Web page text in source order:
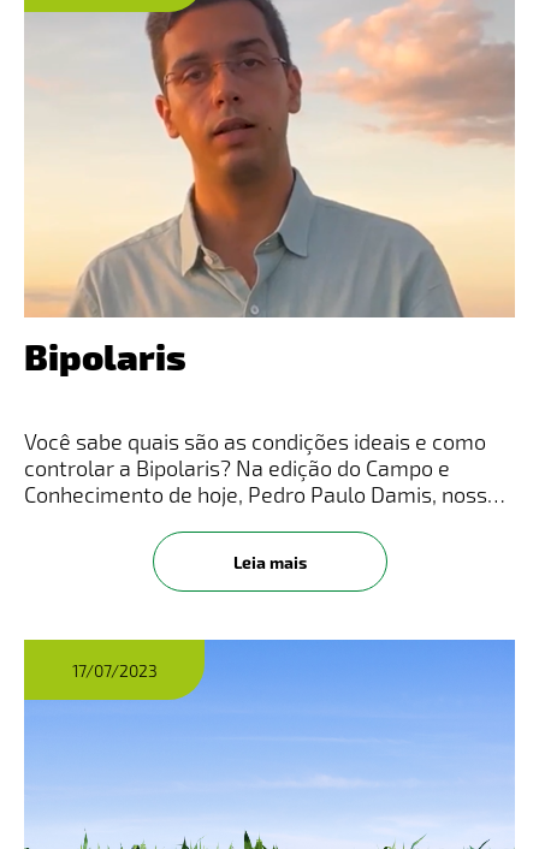
Bipolaris
Você sabe quais são as condições ideais e como
controlar a Bipolaris?​ Na edição do Campo e
Conhecimento de hoje, Pedro Paulo Damis, nosso
traz informações sobre o gênero de fungos
Bipolaris. Veja o vídeo comp
Leia mais
17/07/2023